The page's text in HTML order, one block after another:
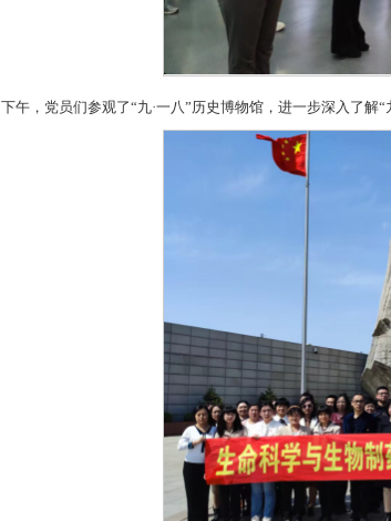
下午，党员们参观了“九·一八”历史博物馆，进一步深入了解